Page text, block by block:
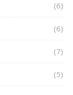
(6)
(6)
(7)
(5)